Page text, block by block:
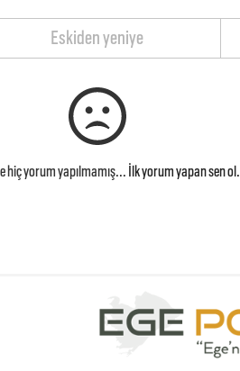
Eskiden yeniye
hiç yorum yapılmamış... İlk yorum yapan sen ol.